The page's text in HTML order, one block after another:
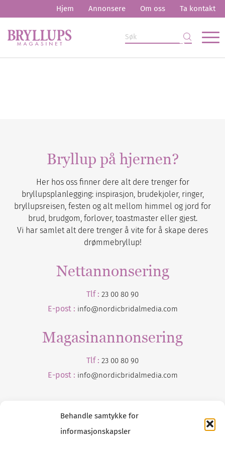
Behandle samtykke for
informasjonskapsler
Hjem Annonsere Om oss Ta kontakt
Bryllup på hjernen?
Her hos oss finner dere alt dere trenger for
bryllupsplanlegging: inspirasjon, brudekjoler, ringer,
bryllupsreisen, festen og alt mellom himmel og jord for
brud, brudgom, forlover, toastmaster eller gjest.
Vi har samlet alt dere trenger å vite for å skape deres
drømmebryllup!
Nettannonsering
Tlf : 23 00 80 90
E-post : info@nordicbridalmedia.com
Magasinannonsering
Tlf : 23 00 80 90
E-post : info@nordicbridalmedia.com